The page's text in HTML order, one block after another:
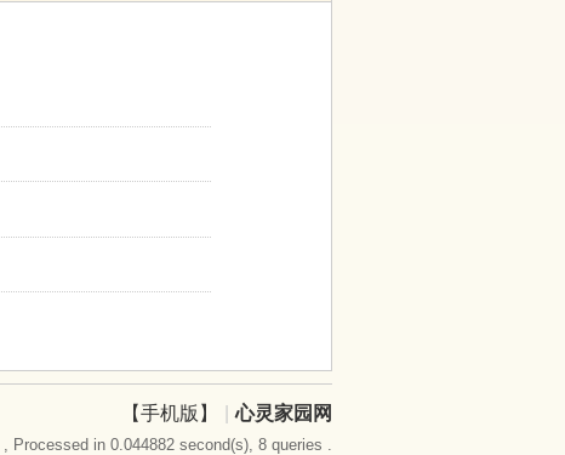
【手机版】 心灵家园网
, Processed in 0.044882 second(s), 8 queries .